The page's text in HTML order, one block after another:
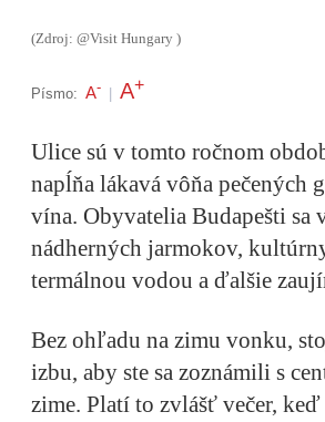
(Zdroj: @Visit Hungary )
Písmo: A- A+
Ulice sú v tomto ročnom
napĺňa lákavá vôňa pečených
vína. Obyvatelia Budapešti sa
nádherných jarmokov,
termálnou vodou a ďalšie
Bez ohľadu na zimu vonku,
izbu, aby ste sa zoznámili s
zime. Platí to zvlášť večer, keď